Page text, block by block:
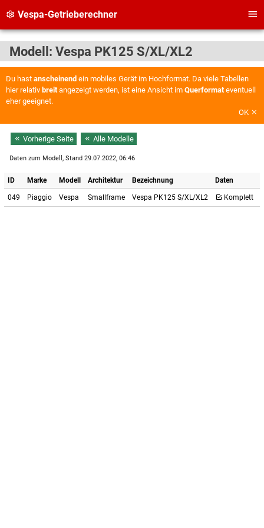
Vespa-Getrieberechner
Modell: Vespa PK125 S/XL/XL2
Du hast anscheinend ein mobiles Gerät im Hochformat. Da viele Tabellen
hier relativ breitangezeigt werden, ist eine Ansicht im Querformateventuell
eher geeignet.
OK
Vorherige Seite Alle Modelle
Daten zum Modell, Stand 29.07.2022, 06:46
ID Marke Modell Architektur Bezeichnung Daten
049 Piaggio Vespa Smallframe Vespa PK125 S/XL/XL2 Komplett